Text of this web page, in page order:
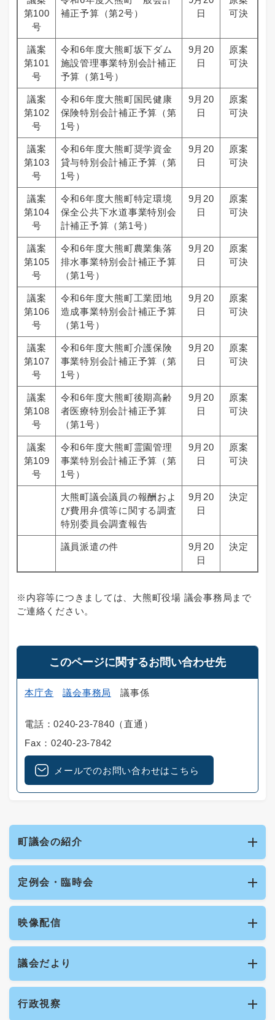
第100
号
補正予算（第2号）
日
可決
議案
第101
号
令和6年度大熊町坂下ダム
施設管理事業特別会計補正
予算（第1号）
9月20
日
原案
可決
議案
第102
号
令和6年度大熊町国民健康
保険特別会計補正予算（第
1号）
9月20
日
原案
可決
議案
第103
号
令和6年度大熊町奨学資金
貸与特別会計補正予算（第
1号）
9月20
日
原案
可決
議案
第104
号
令和6年度大熊町特定環境
保全公共下水道事業特別会
計補正予算（第1号）
9月20
日
原案
可決
議案
第105
号
令和6年度大熊町農業集落
排水事業特別会計補正予算
（第1号）
9月20
日
原案
可決
議案
第106
号
令和6年度大熊町工業団地
造成事業特別会計補正予算
（第1号）
9月20
日
原案
可決
議案
第107
号
令和6年度大熊町介護保険
事業特別会計補正予算（第
1号）
9月20
日
原案
可決
議案
第108
号
令和6年度大熊町後期高齢
者医療特別会計補正予算
（第1号）
9月20
日
原案
可決
議案
第109
号
令和6年度大熊町霊園管理
事業特別会計補正予算（第
1号）
9月20
日
原案
可決
大熊町議会議員の報酬およ
び費用弁償等に関する調査
特別委員会調査報告
9月20
日
決定
議員派遣の件
9月20
日
決定
※内容等につきましては、大熊町役場 議会事務局まで
ご連絡ください。
このページに関するお問い合わせ先
本庁舎 議会事務局 議事係
電話：0240-23-7840（直通）
Fax：0240-23-7842
メールでのお問い合わせはこちら
町議会の紹介
定例会・臨時会
映像配信
議会だより
行政視察